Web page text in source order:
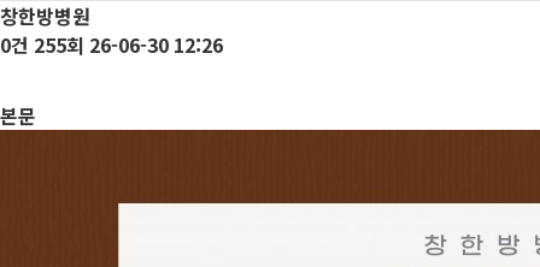
창한방병원
0건 255회 26-06-30 12:26
본문